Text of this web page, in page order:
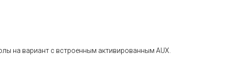
на вариант с встроенным активированным AUX.